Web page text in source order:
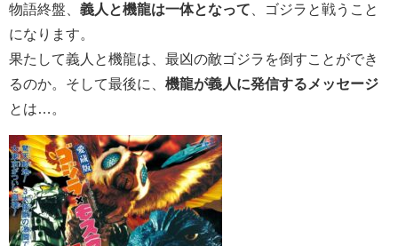
物語終盤、 義人と機龍は一体となって 、ゴジラと戦うこと
になります。
果たして義人と機龍は、最凶の敵ゴジラを倒すことができ
るのか。そして最後に、 機龍が義人に発信するメッセージ
とは…。